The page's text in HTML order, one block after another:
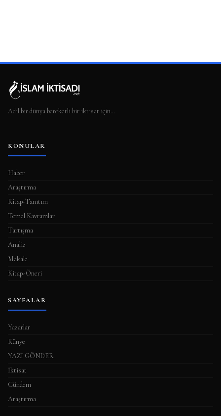
Adil bir dünya bereketli bir iktisat için…
KONULAR
Haber
Araştırma
Kitap-Tanıtım
Temel Kavramlar
Tartışma
Analiz
Makale
Kitap-Öneri
SAYFALAR
Yazarlar
Künye
YAZI GÖNDER
İktisat
Gündem
Araştırma